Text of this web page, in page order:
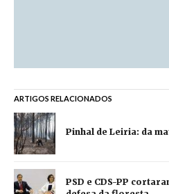
ARTIGOS RELACIONADOS
Pinhal de Leiria: da
PSD e CDS-PP